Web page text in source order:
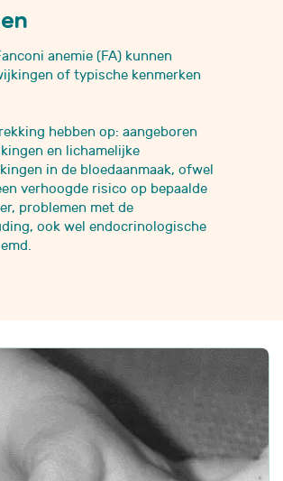
anemie (FA) kunnen
of typische kenmerken
hebben op: aangeboren
en lichamelijke
in de bloedaanmaak, ofwel
verhoogde risico op bepaalde
problemen met de
ook wel endocrinologische